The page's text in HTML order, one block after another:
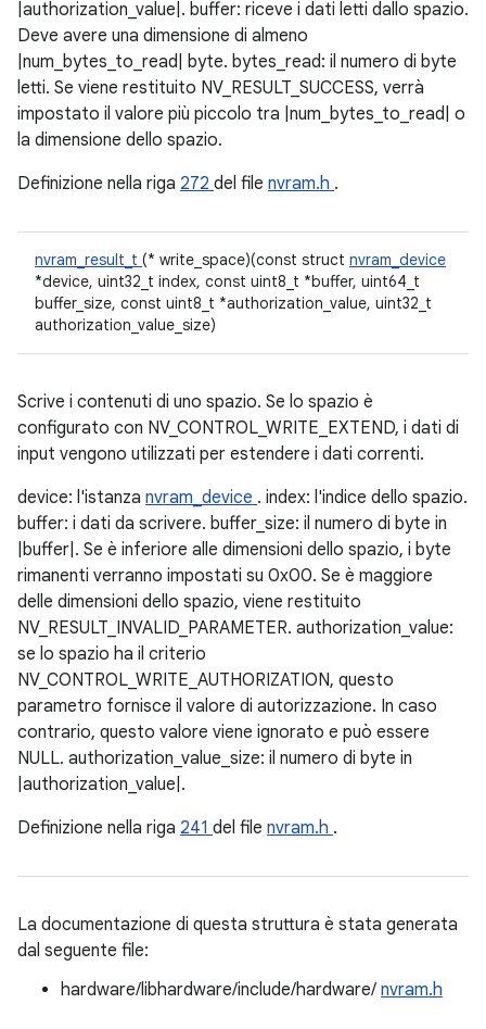
|authorization_value|. buffer: riceve i dati letti dallo spazio.
Deve avere una dimensione di almeno
|num_bytes_to_read| byte. bytes_read: il numero di byte
letti. Se viene restituito NV_RESULT_SUCCESS, verrà
impostato il valore più piccolo tra |num_bytes_to_read| o
la dimensione dello spazio.
Definizione nella riga 272 del file nvram.h .
nvram_result_t (* write_space)(const struct nvram_device
*device, uint32_t index, const uint8_t *buffer, uint64_t
buffer_size, const uint8_t *authorization_value, uint32_t
authorization_value_size)
Scrive i contenuti di uno spazio. Se lo spazio è
configurato con NV_CONTROL_WRITE_EXTEND, i dati di
input vengono utilizzati per estendere i dati correnti.
device: l'istanza nvram_device . index: l'indice dello spazio.
buffer: i dati da scrivere. buffer_size: il numero di byte in
|buffer|. Se è inferiore alle dimensioni dello spazio, i byte
rimanenti verranno impostati su 0x00. Se è maggiore
delle dimensioni dello spazio, viene restituito
NV_RESULT_INVALID_PARAMETER. authorization_value:
se lo spazio ha il criterio
NV_CONTROL_WRITE_AUTHORIZATION, questo
parametro fornisce il valore di autorizzazione. In caso
contrario, questo valore viene ignorato e può essere
NULL. authorization_value_size: il numero di byte in
|authorization_value|.
Definizione nella riga 241 del file nvram.h .
La documentazione di questa struttura è stata generata
dal seguente file:
hardware/libhardware/include/hardware/ nvram.h